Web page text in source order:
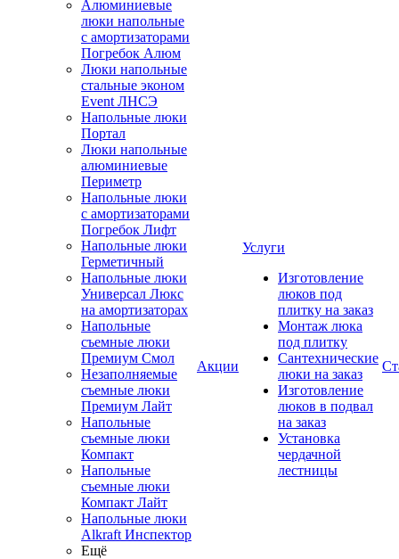
Алюминиевые
люки напольные
с амортизаторами
Погребок Алюм
Люки напольные
стальные эконом
Event ЛНСЭ
Напольные люки
Портал
Люки напольные
алюминиевые
Периметр
Напольные люки
с амортизаторами
Погребок Лифт
Напольные люки
Герметичный
Напольные люки
Универсал Люкс
на амортизаторах
Напольные
съемные люки
Премиум Смол
Незаполняемые
съемные люки
Премиум Лайт
Напольные
съемные люки
Компакт
Напольные
съемные люки
Компакт Лайт
Напольные люки
Alkraft Инспектор
Ещё
Акции
Услуги
Изготовление
люков под
плитку на заказ
Монтаж люка
под плитку
Сантехнические
люки на заказ
Изготовление
люков в подвал
на заказ
Установка
чердачной
лестницы